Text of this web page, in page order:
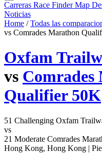
Carreras Race FinderMap
Noticias
Home / Todas las
vs Comrades Marathon
Oxfam
vs
Qualifier 50K
51 Challenging Oxfam
vs
21 Moderate Comrades
Hong Kong, Hong Kong |